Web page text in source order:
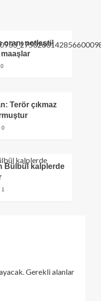
oranı netleşti!
0
Terör çıkmaz
0
Bülbül kalplerde
1
Gerekli alanlar